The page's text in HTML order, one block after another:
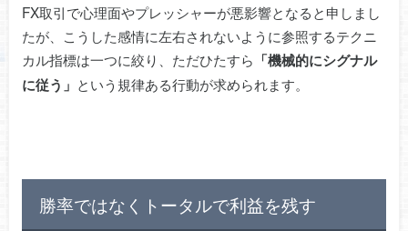
FX取引で心理面やプレッシャーが悪影響となると申しまし
たが、こうした感情に左右されないように参照するテクニ
カル指標は一つに絞り、ただひたすら 「機械的にシグナル
に従う」 という規律ある行動が求められます。
勝率ではなくトータルで利益を残す